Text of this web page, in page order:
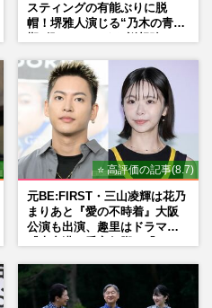
スティングの有能ぶりに脱
帽！堺雅人演じる“乃木の青年
マン長男・櫻井海音だった
⭐ 高評価の記事(8.7)
元BE:FIRST・三山凌輝は花乃
まりあと『愛の不時着』大阪
公演も出演、趣里はドラマ